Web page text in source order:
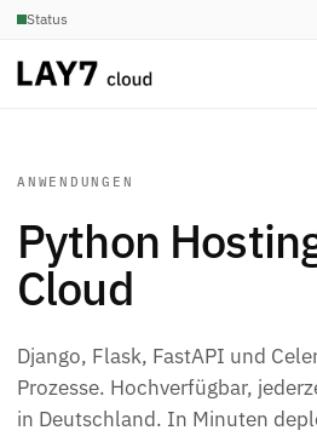
Status
ANWENDUNGEN
Python
Cloud
Django, Flask, FastAPI und
Prozesse. Hochverfügbar,
in Deutschland. In Minuten